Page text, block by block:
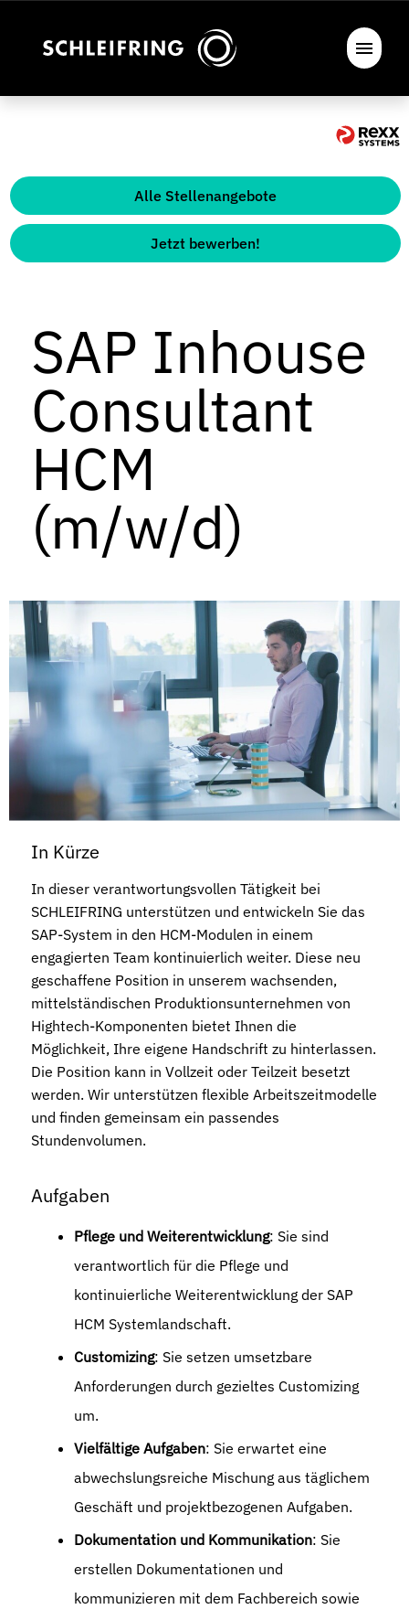
Alle Stellenangebote
Jetzt bewerben!
SAP Inhouse
Consultant
HCM
(m/w/d)
In Kürze
In dieser verantwortungsvollen Tätigkeit bei
SCHLEIFRING unterstützen und entwickeln Sie das
SAP-System in den HCM-Modulen in einem
engagierten Team kontinuierlich weiter. Diese neu
geschaffene Position in unserem wachsenden,
mittelständischen Produktionsunternehmen von
Hightech-Komponenten bietet Ihnen die
Möglichkeit, Ihre eigene Handschrift zu hinterlassen.
Die Position kann in Vollzeit oder Teilzeit besetzt
werden. Wir unterstützen flexible Arbeitszeitmodelle
und finden gemeinsam ein passendes
Stundenvolumen.
Aufgaben
Pflege und Weiterentwicklung: Sie sind
verantwortlich für die Pflege und
kontinuierliche Weiterentwicklung der SAP
HCM Systemlandschaft.
Customizing: Sie setzen umsetzbare
Anforderungen durch gezieltes Customizing
um.
Vielfältige Aufgaben: Sie erwartet eine
abwechslungsreiche Mischung aus täglichem
Geschäft und projektbezogenen Aufgaben.
Dokumentation und Kommunikation: Sie
erstellen Dokumentationen und
kommunizieren mit dem Fachbereich sowie